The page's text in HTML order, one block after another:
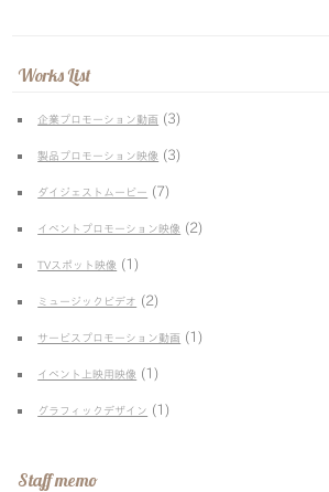
Works List
企業プロモーション動画 (3)
製品プロモーション映像 (3)
ダイジェストムービー (7)
イベントプロモーション映像 (2)
TVスポット映像 (1)
ミュージックビデオ (2)
サービスプロモーション動画 (1)
イベント上映用映像 (1)
グラフィックデザイン (1)
Staff memo